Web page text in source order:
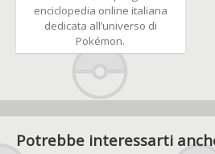
enciclopedia online italiana
dedicata all’universo di
Pokémon.
Potrebbe interessarti